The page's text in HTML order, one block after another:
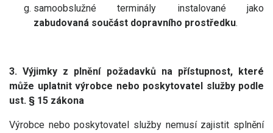
samoobslužné terminály instalované jako
zabudovaná součást dopravního prostředku.
3. Výjimky z plnění požadavků na přístupnost, které
může uplatnit výrobce nebo poskytovatel služby podle
ust. § 15 zákona
Výrobce nebo poskytovatel služby nemusí zajistit splnění